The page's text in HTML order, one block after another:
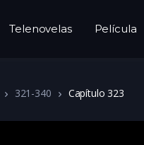
Telenovelas Película
321-340 Capítulo 323